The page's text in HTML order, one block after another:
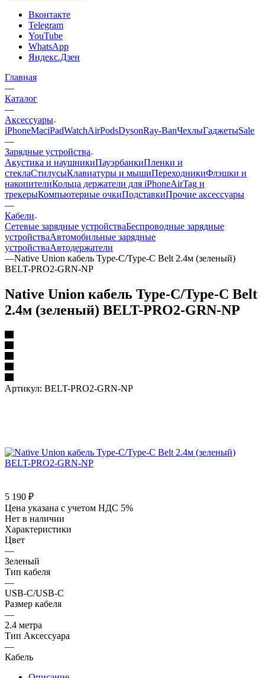
Вконтакте
Telegram
YouTube
WhatsApp
Яндекс.Дзен
Главная
—
Каталог
—
Аксессуары
iPhoneMaciPadWatchAirPodsDysonRay-BanЧехлыГаджетыSale
—
Зарядные устройства
Акустика и наушникиПауэрбанкиПленки и
стеклаСтилусыКлавиатуры и мышиПереходникиФлэшки и
накопителиКольца держатели для iPhoneAirTag и
трекерыКомпьютерные очкиПодставкиПрочие аксессуары
—
Кабели
Сетевые зарядные устройстваБеспроводные зарядные
устройстваАвтомобильные зарядные
устройстваАвтодержатели
—Native Union кабель Type-C/Type-C Belt 2.4м (зеленый)
BELT-PRO2-GRN-NP
Native Union кабель Type-C/Type-C Belt
2.4м (зеленый) BELT-PRO2-GRN-NP
Артикул: BELT-PRO2-GRN-NP
5 190 ₽
Цена указана с учетом НДС 5%
Нет в наличии
Характеристики
Цвет
—
Зеленый
Тип кабеля
—
USB-C/USB-C
Размер кабеля
—
2.4 метра
Тип Аксессуара
—
Кабель